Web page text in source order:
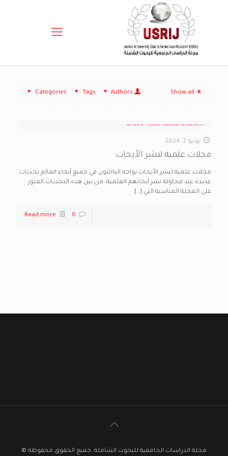
Categories Tags Authors Show all
يونيو 2, 2024
مجلات علمية لنشر الأبحاث
مجلات علمية لنشر الأبحاث يواجه الباحثون في جميع أنحاء العالم تحديات
عديدة عند محاولة نشر أبحاثهم العلمية. من بين هذه التحديات العثور
على المجلة المناسبة التي […]
0
Read more
مجلة الدراسات الجامعية للبحوث الشاملة. جميع الحقوق محفوظة ©